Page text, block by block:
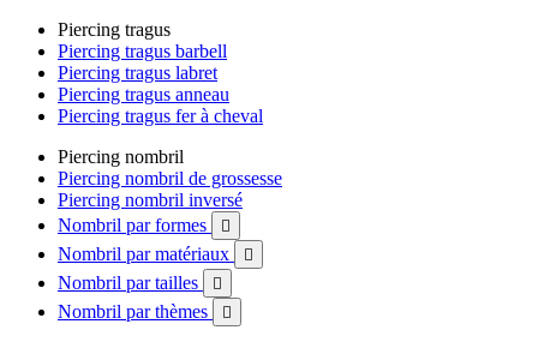
Piercing tragus
Piercing tragus barbell
Piercing tragus labret
Piercing tragus anneau
Piercing tragus fer à cheval
Piercing nombril
Piercing nombril de grossesse
Piercing nombril inversé
Nombril par formes

Nombril par matériaux 
Nombril par tailles 
Nombril par thèmes 